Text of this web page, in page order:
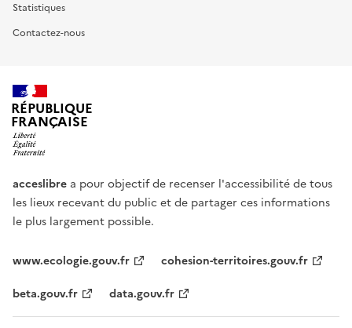
Statistiques
Contactez-nous
RÉPUBLIQUE
FRANÇAISE
acceslibre a pour objectif de recenser l'accessibilité de tous
les lieux recevant du public et de partager ces informations
le plus largement possible.
www.ecologie.gouv.fr
cohesion-territoires.gouv.fr
beta.gouv.fr
data.gouv.fr